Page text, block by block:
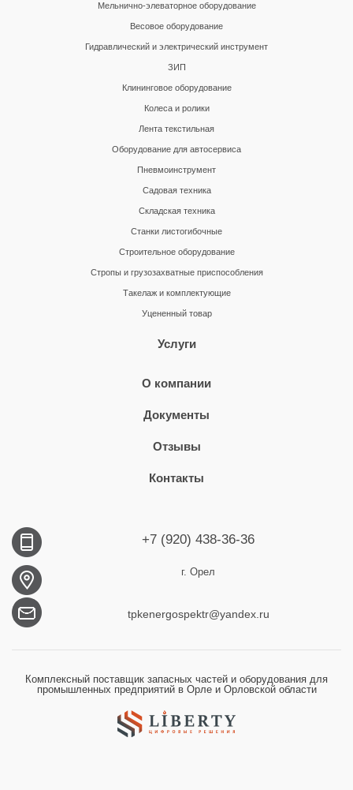
Мельнично-элеваторное оборудование
Весовое оборудование
Гидравлический и электрический инструмент
ЗИП
Клининговое оборудование
Колеса и ролики
Лента текстильная
Оборудование для автосервиса
Пневмоинструмент
Садовая техника
Складская техника
Станки листогибочные
Строительное оборудование
Стропы и грузозахватные приспособления
Такелаж и комплектующие
Уцененный товар
Услуги
О компании
Документы
Отзывы
Контакты
+7 (920) 438-36-36
г. Орел
tpkenergospektr@yandex.ru
Комплексный поставщик запасных частей и оборудования для
промышленных предприятий в Орле и Орловской области